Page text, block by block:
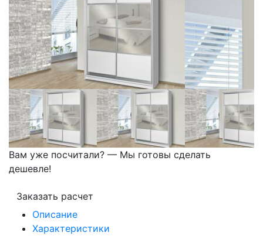
Вам уже посчитали? — Мы готовы сделать
дешевле!
Заказать расчет
Описание
Характеристики